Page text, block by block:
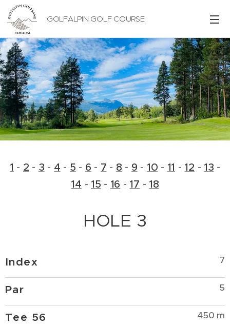
GOLFALPIN GOLF COURSE
1 - 2 - 3 - 4 - 5 - 6 - 7 - 8 - 9 - 10 - 11 - 12 - 13 -
14 - 15 - 16 - 17 - 18
HOLE 3
Index 7
Par 5
Tee 56 450 m